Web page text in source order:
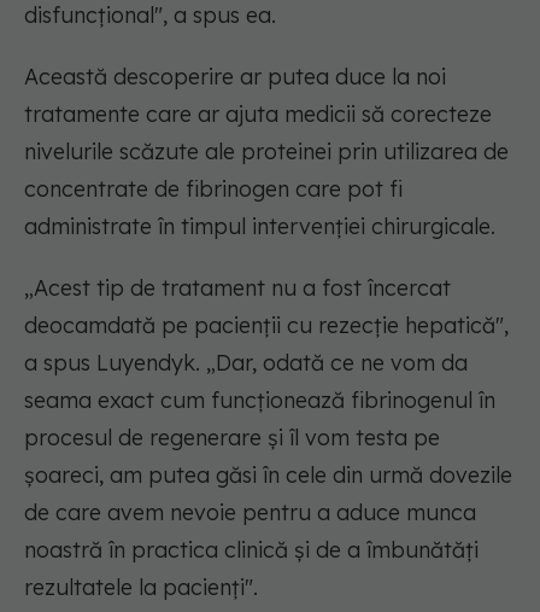
disfuncțional", a spus ea.
Această descoperire ar putea duce la noi
tratamente care ar ajuta medicii să corecteze
nivelurile scăzute ale proteinei prin utilizarea de
concentrate de fibrinogen care pot fi
administrate în timpul intervenției chirurgicale.
„Acest tip de tratament nu a fost încercat
deocamdată pe pacienții cu rezecție hepatică",
a spus Luyendyk. „Dar, odată ce ne vom da
seama exact cum funcționează fibrinogenul în
procesul de regenerare și îl vom testa pe
șoareci, am putea găsi în cele din urmă dovezile
de care avem nevoie pentru a aduce munca
noastră în practica clinică și de a îmbunătăți
rezultatele la pacienți".